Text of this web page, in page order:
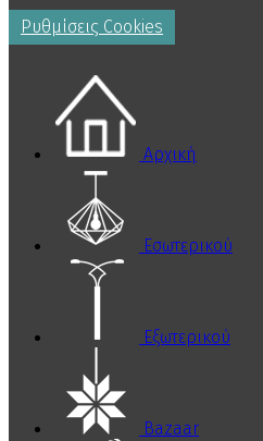
Ρυθμίσεις Cookies
Αρχική
Εσωτερικού
Εξωτερικού
Bazaar